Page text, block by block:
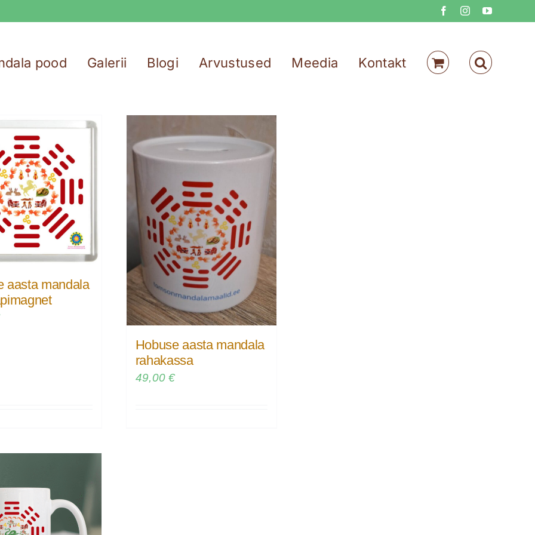
FacebookInstagramYouTube
pood Galerii Blogi Arvustused Meedia Kontakt
aasta mandala
Hobuse aasta mandala
rahakassa
49,00€